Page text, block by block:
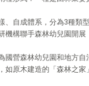
、自成體系，分為3種類
機構聯手森林幼兒園開展
國營森林幼兒園和地方
如原木建造的「森林之